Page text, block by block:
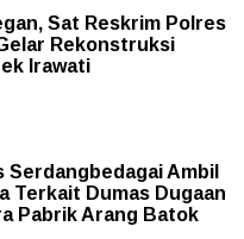
Sat Reskrim Polres
Rekonstruksi
Irawati
Ambil
Terkait Dumas Dugaan
Pabrik Arang Batok